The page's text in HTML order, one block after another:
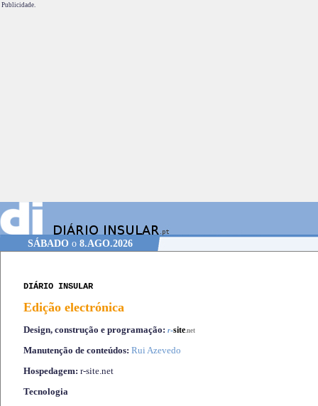
Publicidade.
SÁBADOo 8.AGO.2026
DIÁRIO INSULAR
Edição electrónica
Design, construção e programação: r-site.net
Manutenção de conteúdos: Rui Azevedo
Hospedagem: r-site.net
Tecnologia